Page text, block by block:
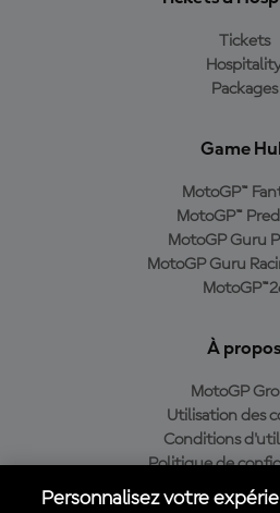
Tickets
Packages
Game
MotoGP™
MotoGP™
MotoGP Guru
MotoGP Guru
À propos
MotoGP
Utilisation des
Conditions
Politique de
Politique
Personnalisez votre